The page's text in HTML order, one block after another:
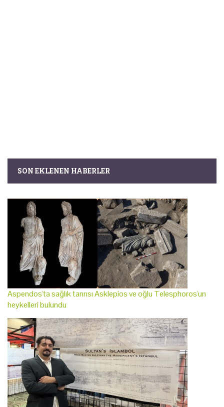
SON EKLENEN HABERLER
Aspendos'ta sağlık tanrısı Asklepios ve oğlu Telesphoros'un
heykelleri bulundu